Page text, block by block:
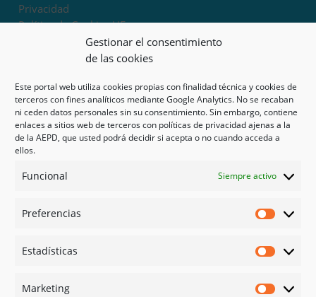
Gestionar el consentimiento
de las cookies
Este portal web utiliza cookies propias con finalidad técnica y cookies de
terceros con fines analíticos mediante Google Analytics. No se recaban
ni ceden datos personales sin su consentimiento. Sin embargo, contiene
enlaces a sitios web de terceros con políticas de privacidad ajenas a la
de la AEPD, que usted podrá decidir si acepta o no cuando acceda a
ellos.
Funcional Siempre activo
Preferencias
Estadísticas
Marketing
Privacidad
Política de Cookies UE
Términos y condiciones
Exoneración de responsabilidad
Mapa del sitio
Mi cuenta
Tienda
Psicología en Murcia
Guías
Redes sociales
Instagram
Linked in